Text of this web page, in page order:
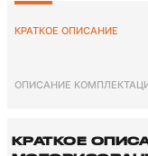
КРАТКОЕ ОПИСАНИЕ
ОПИСАНИЕ
КРАТКОЕ